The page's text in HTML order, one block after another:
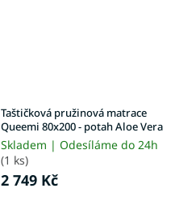
Taštičková pružinová matrace
Queemi 80x200 - potah Aloe Vera
Skladem | Odesíláme do 24h
(1 ks)
2 749 Kč